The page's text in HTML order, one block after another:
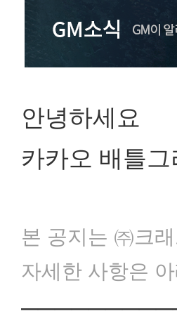
안녕하세요
카카오 배틀
본 공지는 ㈜크
자세한 사항은